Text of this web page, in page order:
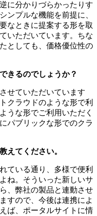
に分かりづらかったりす
ンプルな機能を前提に、
なときに提案する形を取
いただいています。ちな
としても、価格優位性の
きるのでしょうか？
せていただいています
クラウドのような形で利
うな形でご利用いただく
パブリックな形でのクラ
えてください。
ている通り、多様で便利
ね。そういった新しいサ
、弊社の製品と連動させ
すので、今後は連携によ
ば、ポータルサイトに情